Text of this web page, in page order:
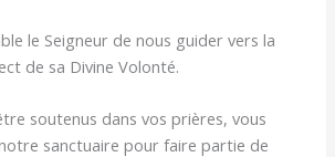
le Seigneur de nous guider vers la
de sa Divine Volonté.
soutenus dans vos prières, vous
sanctuaire pour faire partie de